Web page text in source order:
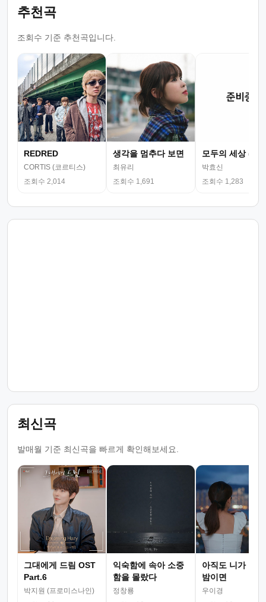
추천곡
조회수 기준 추천곡입니다.
REDRED
CORTIS (코르티스)
조회수 2,014
생각을 멈추다 보면
최유리
조회수 1,691
모두의 세상 (뮤
박효신
조회수 1,283
최신곡
발매월 기준 최신곡을 빠르게 확인해보세요.
그대에게 드림 OST
Part.6
박지원 (프로미스나인)
익숙함에 속아 소중
함을 몰랐다
정창룡
아직도 니가 그
밤이면
우이경